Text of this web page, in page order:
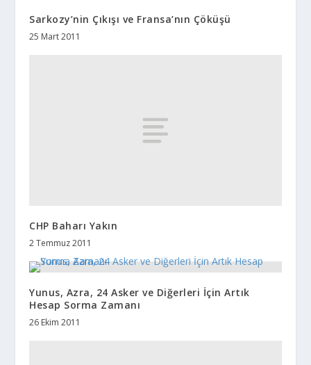
Sarkozy’nin Çıkışı ve Fransa’nın Çöküşü
25 Mart 2011
CHP Baharı Yakın
2 Temmuz 2011
Yunus, Azra, 24 Asker ve Diğerleri İçin Artık
Hesap Sorma Zamanı
26 Ekim 2011